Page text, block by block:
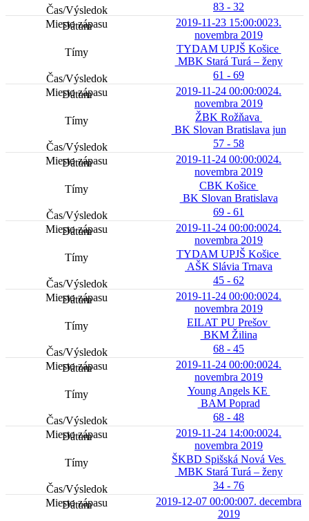
83 - 32
2019-11-23 15:00:0023.
novembra 2019
TYDAM UPJŠ Košice
MBK Stará Turá – ženy
61 - 69
2019-11-24 00:00:0024.
novembra 2019
ŽBK Rožňava
BK Slovan Bratislava jun
57 - 58
2019-11-24 00:00:0024.
novembra 2019
CBK Košice
BK Slovan Bratislava
69 - 61
2019-11-24 00:00:0024.
novembra 2019
TYDAM UPJŠ Košice
AŠK Slávia Trnava
45 - 62
2019-11-24 00:00:0024.
novembra 2019
EILAT PU Prešov
BKM Žilina
68 - 45
2019-11-24 00:00:0024.
novembra 2019
Young Angels KE
BAM Poprad
68 - 48
2019-11-24 14:00:0024.
novembra 2019
ŠKBD Spišská Nová Ves
MBK Stará Turá – ženy
34 - 76
2019-12-07 00:00:007. decembra
2019